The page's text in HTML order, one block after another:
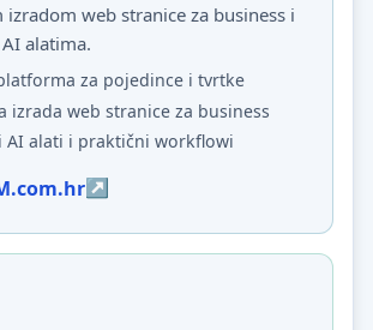
izradom web stranice za business i
alatima.
za pojedince i tvrtke
izrada web stranice za business
AI alati i praktični workflowi